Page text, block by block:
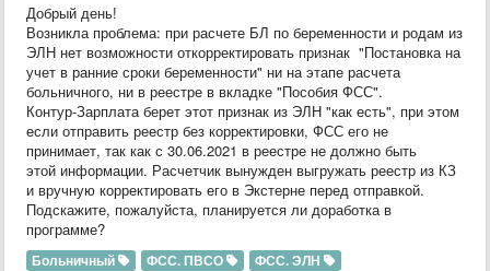
Добрый день!
Возникла проблема: при расчете БЛ по беременности и родам из
ЭЛН нет возможности откорректировать признак "Постановка на
учет в ранние сроки беременности" ни на этапе расчета
больничного, ни в реестре в вкладке "Пособия ФСС".
Контур-Зарплата берет этот признак из ЭЛН "как есть", при этом
если отправить реестр без корректировки, ФСС его не
принимает, так как с 30.06.2021 в реестре не должно быть
этой информации. Расчетчик вынужден выгружать реестр из КЗ
и вручную корректировать его в Экстерне перед отправкой.
Подскажите, пожалуйста, планируется ли доработка в
программе?
Больничный ФСС. ПВСО ФСС. ЭЛН